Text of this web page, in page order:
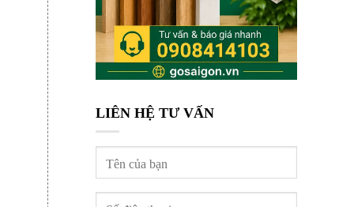
LIÊN HỆ TƯ VẤN